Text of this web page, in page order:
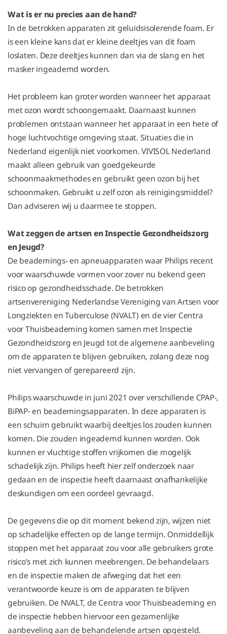
Wat is er nu precies aan de hand?
In de betrokken apparaten zit geluidsisolerende foam. Er
is een kleine kans dat er kleine deeltjes van dit foam
loslaten. Deze deeltjes kunnen dan via de slang en het
masker ingeademd worden.
Het probleem kan groter worden wanneer het apparaat
met ozon wordt schoongemaakt. Daarnaast kunnen
problemen ontstaan wanneer het apparaat in een hete of
hoge luchtvochtige omgeving staat. Situaties die in
Nederland eigenlijk niet voorkomen. VIVISOL Nederland
maakt alleen gebruik van goedgekeurde
schoonmaakmethodes en gebruikt geen ozon bij het
schoonmaken. Gebruikt u zelf ozon als reinigingsmiddel?
Dan adviseren wij u daarmee te stoppen.
Wat zeggen de artsen en Inspectie Gezondheidszorg
en Jeugd?
De beademings- en apneuapparaten waar Philips recent
voor waarschuwde vormen voor zover nu bekend geen
risico op gezondheidsschade. De betrokken
artsenvereniging Nederlandse Vereniging van Artsen voor
Longziekten en Tuberculose (NVALT) en de vier Centra
voor Thuisbeademing komen samen met Inspectie
Gezondheidszorg en Jeugd tot de algemene aanbeveling
om de apparaten te blijven gebruiken, zolang deze nog
niet vervangen of gerepareerd zijn.
Philips waarschuwde in juni 2021 over verschillende CPAP-,
BiPAP- en beademingsapparaten. In deze apparaten is
een schuim gebruikt waarbij deeltjes los zouden kunnen
komen. Die zouden ingeademd kunnen worden. Ook
kunnen er vluchtige stoffen vrijkomen die mogelijk
schadelijk zijn. Philips heeft hier zelf onderzoek naar
gedaan en de inspectie heeft daarnaast onafhankelijke
deskundigen om een oordeel gevraagd.
De gegevens die op dit moment bekend zijn, wijzen niet
op schadelijke effecten op de lange termijn. Onmiddellijk
stoppen met het apparaat zou voor alle gebruikers grote
risico’s met zich kunnen meebrengen. De behandelaars
en de inspectie maken de afweging dat het een
verantwoorde keuze is om de apparaten te blijven
gebruiken. De NVALT, de Centra voor Thuisbeademing en
de inspectie hebben hiervoor een gezamenlijke
aanbeveling aan de behandelende artsen opgesteld.